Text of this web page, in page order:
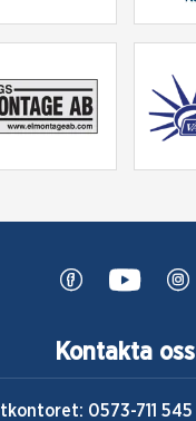
Kontakta oss
0573-711 545